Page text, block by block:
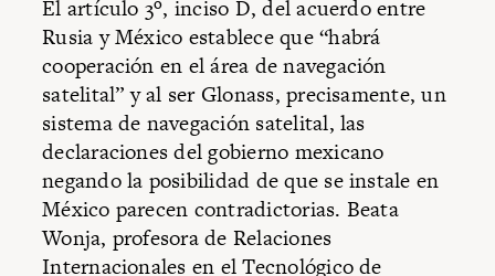
El artículo 3º, inciso D, del acuerdo entre
Rusia y México establece que “habrá
cooperación en el área de navegación
satelital” y al ser Glonass, precisamente, un
sistema de navegación satelital, las
declaraciones del gobierno mexicano
negando la posibilidad de que se instale en
México parecen contradictorias. Beata
Wonja, profesora de Relaciones
Internacionales en el Tecnológico de